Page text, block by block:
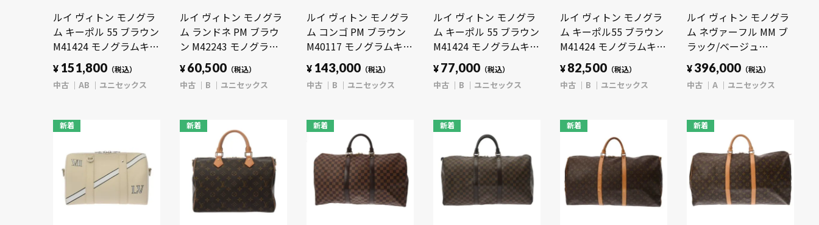
ルイ ヴィトン モノグラ
ム キーポル 55 ブラウン
M41424 モノグラムキャ
ンバス ユニセックス バ
ッグ 【中古】【bag】
¥ 151,800 （税込）
中古 AB ユニセックス
ルイ ヴィトン モノグラ
ム ランドネ PM ブラウ
ン M42243 モノグラム
キャンバス ユニセック
ス バッグ 【中古】
【bag】
¥ 60,500 （税込）
中古 B ユニセックス
ルイ ヴィトン モノグラ
ム コンゴ PM ブラウン
M40117 モノグラムキャ
ンバス ユニセックス バ
ッグ 【中古】【bag】
¥ 143,000 （税込）
中古 B ユニセックス
ルイ ヴィトン モノグラ
ム キーポル 55 ブラウン
M41424 モノグラムキャ
ンバス ユニセックス バ
ッグ 【中古】【bag】
¥ 77,000 （税込）
中古 B ユニセックス
ルイ ヴィトン モノグラ
ム キーポル55 ブラウン
M41424 モノグラムキャ
ンバス ユニセックス バ
ッグ 【中古】【bag】
¥ 82,500 （税込）
中古 B ユニセックス
ルイ ヴィトン モノグラ
ム ネヴァーフル MM ブ
ラック/ベージュ
M58907 レザー ユニセ
ックス バッグ 【中古】
【bag】
¥ 396,000 （税込）
中古 A ユニセックス
新着 新着 新着 新着 新着 新着